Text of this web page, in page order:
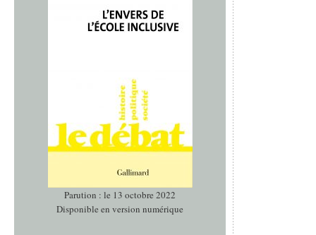
Parution : le 13 octobre 2022
Disponible en version numérique